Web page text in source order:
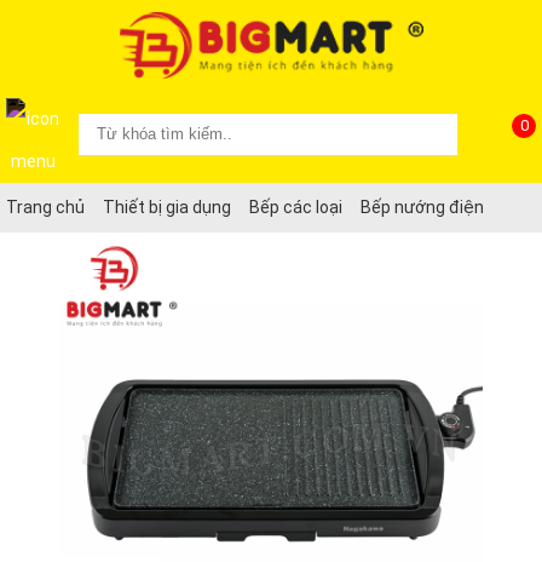
0
Trang chủ Thiết bị gia dụng Bếp các loại Bếp nướng điện